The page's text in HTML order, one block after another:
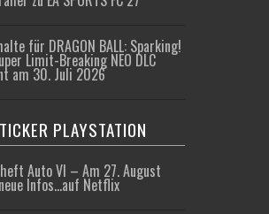
für DRAGON BALL: Sparking!
Limit-Breaking NEO DLC
am 30. Juli 2026
PLAYSTATION
Auto VI – Am 27. August
Infos…auf Netflix